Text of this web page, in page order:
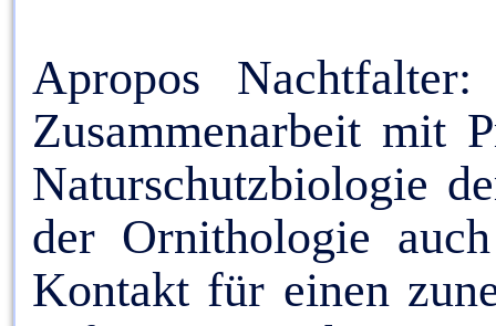
Apropos
Zusammenarbeit mit
Naturschutzbiologie
der Ornithologie
Kontakt für einen